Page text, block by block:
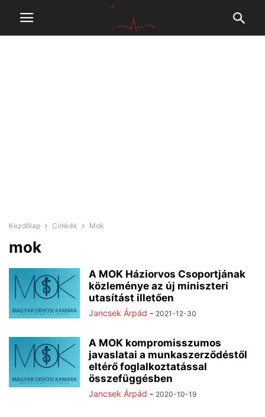
Kezdőlap Címkék Mok
mok
A MOK Háziorvos Csoportjának
közleménye az új miniszteri
utasítást illetően
Jancsek Árpád - 2021-12-30
A MOK kompromisszumos
javaslatai a munkaszerződéstől
eltérő foglalkoztatással
összefüggésben
Jancsek Árpád - 2020-10-19